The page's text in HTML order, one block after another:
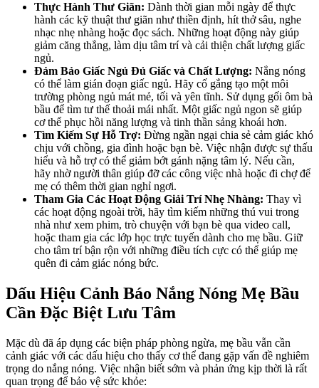
Thực Hành Thư Giãn: Dành thời gian mỗi ngày để thực
hành các kỹ thuật thư giãn như thiền định, hít thở sâu, nghe
nhạc nhẹ nhàng hoặc đọc sách. Những hoạt động này giúp
giảm căng thẳng, làm dịu tâm trí và cải thiện chất lượng giấc
ngủ.
Đảm Bảo Giấc Ngủ Đủ Giấc và Chất Lượng: Nắng nóng
có thể làm gián đoạn giấc ngủ. Hãy cố gắng tạo một môi
trường phòng ngủ mát mẻ, tối và yên tĩnh. Sử dụng gối ôm bà
bầu để tìm tư thế thoải mái nhất. Một giấc ngủ ngon sẽ giúp
cơ thể phục hồi năng lượng và tinh thần sảng khoái hơn.
Tìm Kiếm Sự Hỗ Trợ: Đừng ngần ngại chia sẻ cảm giác khó
chịu với chồng, gia đình hoặc bạn bè. Việc nhận được sự thấu
hiểu và hỗ trợ có thể giảm bớt gánh nặng tâm lý. Nếu cần,
hãy nhờ người thân giúp đỡ các công việc nhà hoặc đi chợ để
mẹ có thêm thời gian nghỉ ngơi.
Tham Gia Các Hoạt Động Giải Trí Nhẹ Nhàng: Thay vì
các hoạt động ngoài trời, hãy tìm kiếm những thú vui trong
nhà như xem phim, trò chuyện với bạn bè qua video call,
hoặc tham gia các lớp học trực tuyến dành cho mẹ bầu. Giữ
cho tâm trí bận rộn với những điều tích cực có thể giúp mẹ
quên đi cảm giác nóng bức.
Dấu Hiệu Cảnh Báo Nắng Nóng Mẹ Bầu
Cần Đặc Biệt Lưu Tâm
Mặc dù đã áp dụng các biện pháp phòng ngừa, mẹ bầu vẫn cần
cảnh giác với các dấu hiệu cho thấy cơ thể đang gặp vấn đề nghiêm
trọng do nắng nóng. Việc nhận biết sớm và phản ứng kịp thời là rất
quan trọng để bảo vệ sức khỏe: